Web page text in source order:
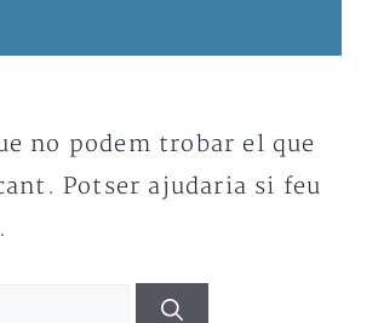
no podem trobar el que
Potser ajudaria si feu